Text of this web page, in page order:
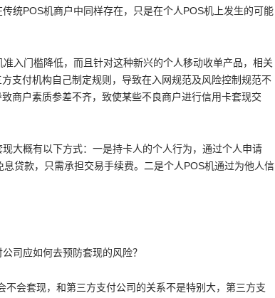
统POS机商户中同样存在，只是在个人POS机上发生的可能
入门槛降低，而且针对这种新兴的个人移动收单产品，相关
支付机构自己制定规则，导致在入网规范及风险控制规范不
商户素质参差不齐，致使某些不良商户进行信用卡套现交
大概有以下方式：一是持卡人的个人行为，通过个人申请
贷款，只需承担交易手续费。二是个人POS机通过为他人信
司应如何去预防套现的风险？
不会套现，和第三方支付公司的关系不是特别大，第三方支